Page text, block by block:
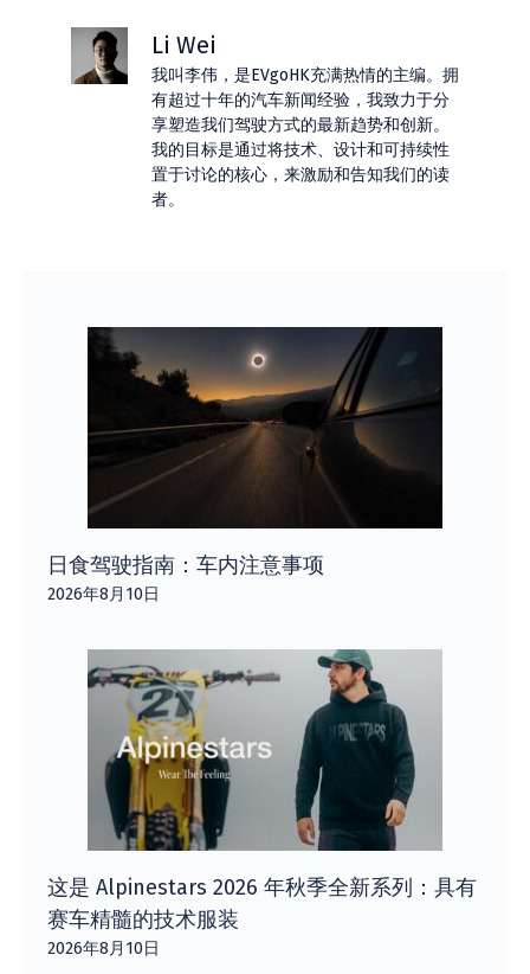
Li Wei
我叫李伟，是EVgoHK充满热情的主编。拥
有超过十年的汽车新闻经验，我致力于分
享塑造我们驾驶方式的最新趋势和创新。
我的目标是通过将技术、设计和可持续性
置于讨论的核心，来激励和告知我们的读
者。
日食驾驶指南：车内注意事项
2026年8月10日
这是 Alpinestars 2026 年秋季全新系列：具有
赛车精髓的技术服装
2026年8月10日